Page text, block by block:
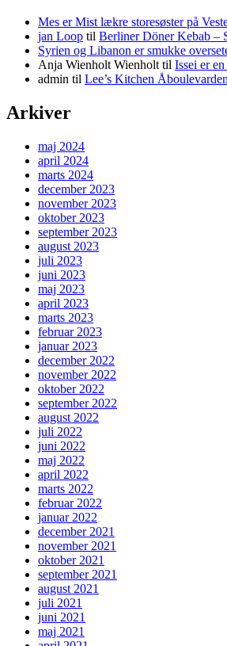
Mes er Mist lækre storesøster på
jan Loop til Berliner Döner Kebab –
Syrien og Libanon er smukke
Anja Wienholt Wienholt til Issei er
admin til Lee’s Kitchen
Arkiver
maj 2024
april 2024
marts 2024
december 2023
november 2023
oktober 2023
september 2023
august 2023
juli 2023
juni 2023
maj 2023
april 2023
marts 2023
februar 2023
januar 2023
december 2022
november 2022
oktober 2022
september 2022
august 2022
juli 2022
juni 2022
maj 2022
april 2022
marts 2022
februar 2022
januar 2022
december 2021
november 2021
oktober 2021
september 2021
august 2021
juli 2021
juni 2021
maj 2021